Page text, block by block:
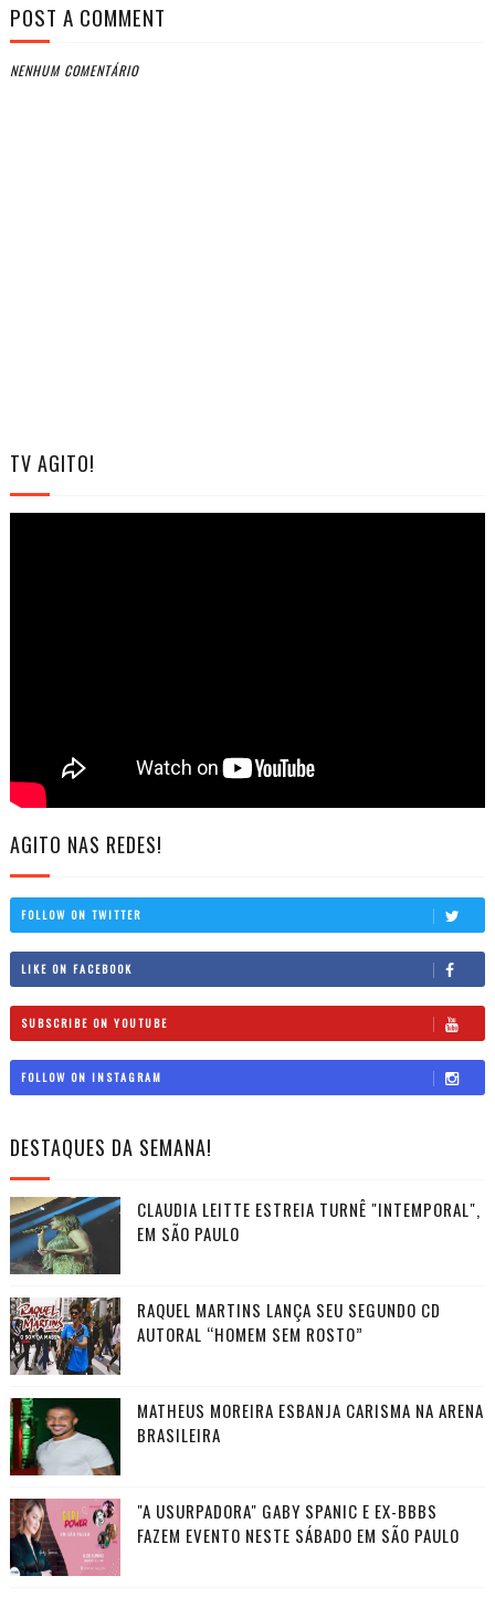
POST A COMMENT
NENHUM COMENTÁRIO
TV AGITO!
AGITO NAS REDES!
FOLLOW ON TWITTER
LIKE ON FACEBOOK
SUBSCRIBE ON YOUTUBE
FOLLOW ON INSTAGRAM
DESTAQUES DA SEMANA!
CLAUDIA LEITTE ESTREIA TURNÊ "INTEMPORAL",
EM SÃO PAULO
RAQUEL MARTINS LANÇA SEU SEGUNDO CD
AUTORAL “HOMEM SEM ROSTO”
MATHEUS MOREIRA ESBANJA CARISMA NA ARENA
BRASILEIRA
"A USURPADORA" GABY SPANIC E EX-BBBS
FAZEM EVENTO NESTE SÁBADO EM SÃO PAULO